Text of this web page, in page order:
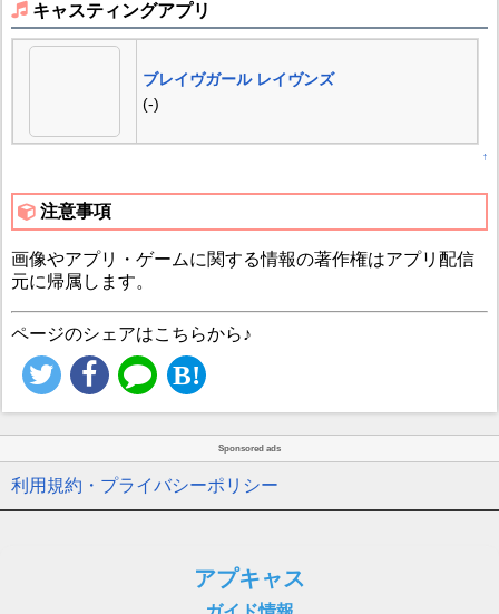
キャスティングアプリ
ブレイヴガール レイヴンズ
(-)
↑
注意事項
画像やアプリ・ゲームに関する情報の著作権はアプリ配信
元に帰属します。
ページのシェアはこちらから♪
Sponsored ads
利用規約・プライバシーポリシー
アプキャス